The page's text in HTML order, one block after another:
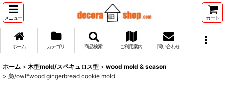
メニュー カート
ホーム カテゴリ 商品検索 ご利用案内 問い合わせ
ホーム > 木型mold/スペキュロス型 > wood mold & season
> 梟/owl*wood gingerbread cookie mold